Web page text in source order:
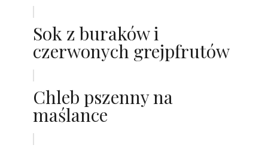
Sok z buraków i
czerwonych grejpfrutów
Chleb pszenny na
maślance